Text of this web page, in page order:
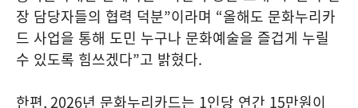
장 담당자들의 협력 덕분”이라며 “올해도 문화누리카
드 사업을 통해 도민 누구나 문화예술을 즐겁게 누릴
수 있도록 힘쓰겠다”고 밝혔다.
한편, 2026년 문화누리카드는 1인당 연간 15만원이